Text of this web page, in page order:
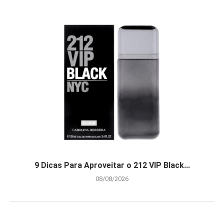
9 Dicas Para Aproveitar o 212 VIP Black...
08/08/2026